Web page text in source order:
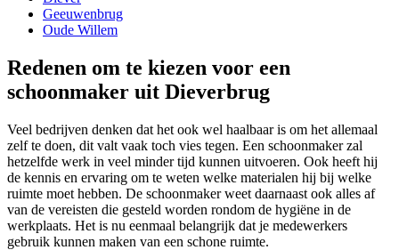
Geeuwenbrug
Oude Willem
Redenen om te kiezen voor een
schoonmaker uit Dieverbrug
Veel bedrijven denken dat het ook wel haalbaar is om het allemaal
zelf te doen, dit valt vaak toch vies tegen. Een schoonmaker zal
hetzelfde werk in veel minder tijd kunnen uitvoeren. Ook heeft hij
de kennis en ervaring om te weten welke materialen hij bij welke
ruimte moet hebben. De schoonmaker weet daarnaast ook alles af
van de vereisten die gesteld worden rondom de hygiëne in de
werkplaats. Het is nu eenmaal belangrijk dat je medewerkers
gebruik kunnen maken van een schone ruimte.